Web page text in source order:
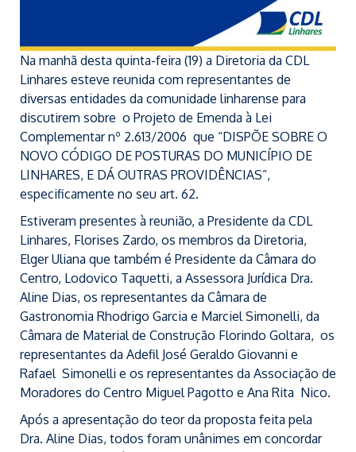
Na manhã desta quinta-feira (19) a Diretoria da CDL
Linhares esteve reunida com representantes de
diversas entidades da comunidade linharense para
discutirem sobre o Projeto de Emenda à Lei
Complementar nº 2.613/2006 que “DISPÕE SOBRE O
NOVO CÓDIGO DE POSTURAS DO MUNICÍPIO DE
LINHARES, E DÁ OUTRAS PROVIDÊNCIAS”,
especificamente no seu art. 62.
Estiveram presentes à reunião, a Presidente da CDL
Linhares, Florises Zardo, os membros da Diretoria,
Elger Uliana que também é Presidente da Câmara do
Centro, Lodovico Taquetti, a Assessora Jurídica Dra.
Aline Dias, os representantes da Câmara de
Gastronomia Rhodrigo Garcia e Marciel Simonelli, da
Câmara de Material de Construção Florindo Goltara, os
representantes da Adefil José Geraldo Giovanni e
Rafael Simonelli e os representantes da Associação de
Moradores do Centro Miguel Pagotto e Ana Rita Nico.
Após a apresentação do teor da proposta feita pela
Dra. Aline Dias, todos foram unânimes em concordar